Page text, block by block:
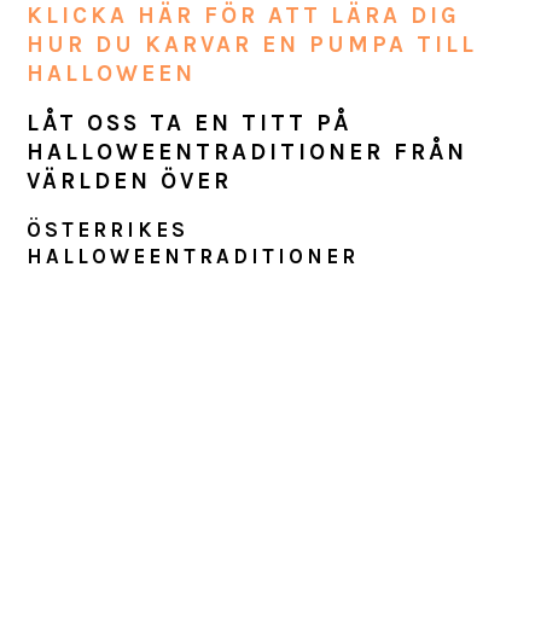
KLICKA HÄR FÖR ATT LÄRA DIG
HUR DU KARVAR EN PUMPA TILL
HALLOWEEN
LÅT OSS TA EN TITT PÅ
HALLOWEENTRADITIONER FRÅN
VÄRLDEN ÖVER
ÖSTERRIKES
HALLOWEENTRADITIONER